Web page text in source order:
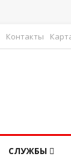
Контакты
СЛУЖБЫ